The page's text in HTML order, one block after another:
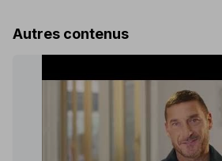
Autres contenus